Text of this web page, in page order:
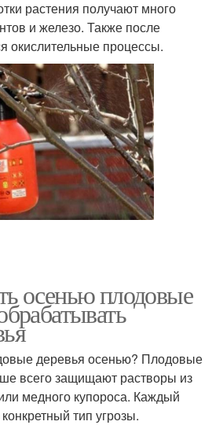
растения получают много
и железо. Также после
окислительные процессы.
осенью плодовые
деревья осенью? Плодовые
всего защищают растворы из
медного купороса. Каждый
тип угрозы.